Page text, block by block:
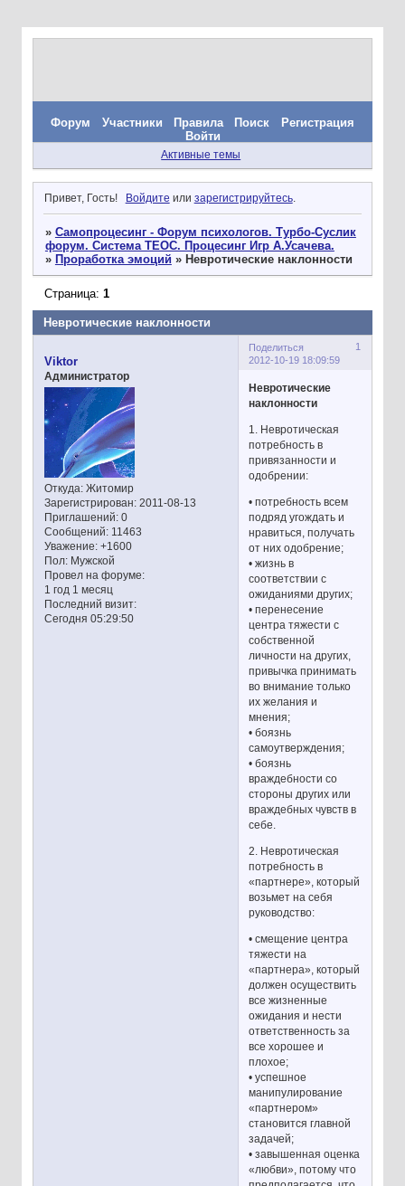
Форум Участники Правила Поиск
Регистрация
Войти
Активные темы
Привет, Гость! Войдите или зарегистрируйтесь.
» Самопроцесинг - Форум психологов. Турбо-Суслик
форум. Система ТЕОС. Процесинг Игр А.Усачева.
» Проработка эмоций » Невротические наклонности
Невротические наклонности
Страница: 1
Поделиться
1
2012-10-19 18:09:59
Viktor
Администратор
Откуда:Житомир
Зарегистрирован: 2011-08-13
Приглашений:0
Сообщений:11463
Уважение: +1600
Пол:Мужской
Провел на форуме:
1 год 1 месяц
Последний визит:
Сегодня 05:29:50
Невротические
наклонности
1. Невротическая
потребность в
привязанности и
одобрении:
• потребность всем
подряд угождать и
нравиться, получать
от них одобрение;
• жизнь в
соответствии с
ожиданиями других;
• перенесение
центра тяжести с
собственной
личности на других,
привычка принимать
во внимание только
их желания и
мнения;
• боязнь
самоутверждения;
• боязнь
враждебности со
стороны других или
враждебных чувств в
себе.
2. Невротическая
потребность в
«партнере», который
возьмет на себя
руководство:
• смещение центра
тяжести на
«партнера», который
должен осуществить
все жизненные
ожидания и нести
ответственность за
все хорошее и
плохое;
• успешное
манипулирование
«партнером»
становится главной
задачей;
• завышенная оценка
«любви», потому что